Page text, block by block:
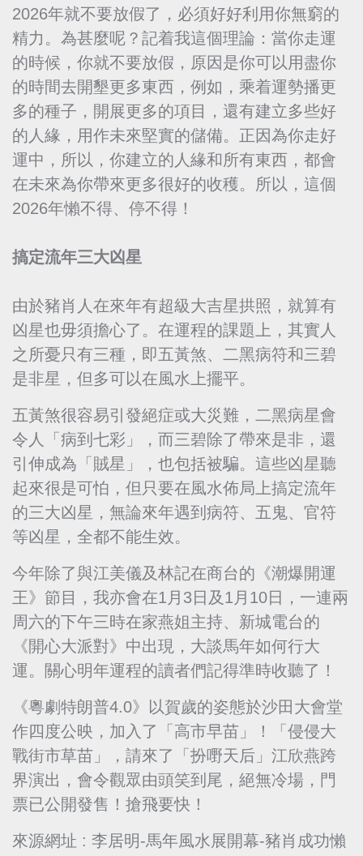
2026年就不要放假了，必須好好利用你無窮的
精力。為甚麼呢？記着我這個理論：當你走運
的時候，你就不要放假，原因是你可以用盡你
的時間去開墾更多東西，例如，乘着運勢播更
多的種子，開展更多的項目，還有建立多些好
的人緣，用作未來堅實的儲備。正因為你走好
運中，所以，你建立的人緣和所有東西，都會
在未來為你帶來更多很好的收穫。所以，這個
2026年懶不得、停不得！
搞定流年三大凶星
由於豬肖人在來年有超級大吉星拱照，就算有
凶星也毋須擔心了。在運程的課題上，其實人
之所憂只有三種，即五黃煞、二黑病符和三碧
是非星，但多可以在風水上擺平。
五黃煞很容易引發絕症或大災難，二黑病星會
令人「病到七彩」，而三碧除了帶來是非，還
引伸成為「賊星」，也包括被騙。這些凶星聽
起來很是可怕，但只要在風水佈局上搞定流年
的三大凶星，無論來年遇到病符、五鬼、官符
等凶星，全都不能生效。
今年除了與江美儀及林記在商台的《潮爆開運
王》節目，我亦會在1月3日及1月10日，一連兩
周六的下午三時在家燕姐主持、新城電台的
《開心大派對》中出現，大談馬年如何行大
運。關心明年運程的讀者們記得準時收聽了！
《粵劇特朗普4.0》以賀歲的姿態於沙田大會堂
作四度公映，加入了「高市早苗」！「侵侵大
戰街市草苗」，請來了「扮嘢天后」江欣燕跨
界演出，會令觀眾由頭笑到尾，絕無冷場，門
票已公開發售！搶飛要快！
來源網址 : 李居明-馬年風水展開幕-豬肖成功懶